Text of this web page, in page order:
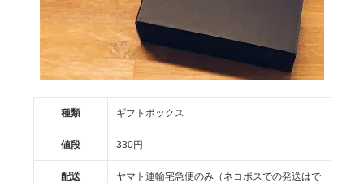
種類 ギフトボックス
値段 330円
配送
ヤマト運輸宅急便のみ（ネコポスでの発送はで